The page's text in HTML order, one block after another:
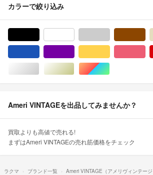
カラーで絞り込み
シルバー/銀色系ゴールド/金色系マルチカラー
Ameri VINTAGEを出品してみませんか？
買取よりも高値で売れる!
まずはAmeri VINTAGEの売れ筋価格をチェック
ラクマ ブランド一覧 Ameri VINTAGE（アメリヴィンテージ